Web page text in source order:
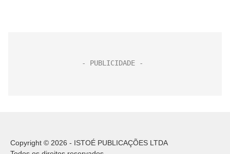
Copyright © 2026 - ISTOÉ PUBLICAÇÕES LTDA